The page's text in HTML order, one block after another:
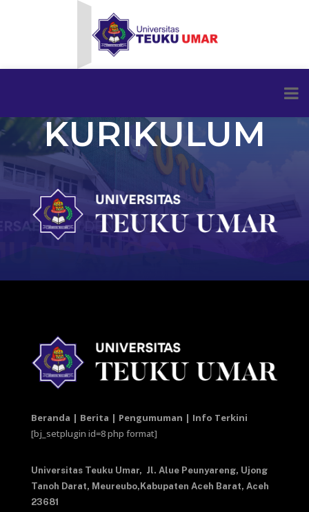
KURIKULUM
Beranda | Berita | Pengumuman | Info Terkini
[bj_setplugin id=8 php format]
Universitas Teuku Umar, Jl. Alue Peunyareng, Ujong
Tanoh Darat, Meureubo,Kabupaten Aceh Barat, Aceh
23681